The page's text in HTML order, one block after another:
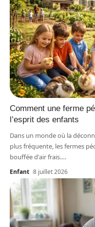
Comment une ferme
l’esprit des enfants
Dans un monde où la
plus fréquente, les fermes
bouffée d'air frais.…
Enfant 8 juillet 2026